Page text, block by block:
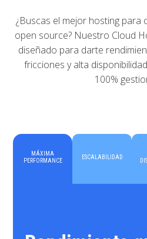
¿Buscas el mejor hosting
open source? Nuestro Cloud
diseñado para darte
fricciones y alta
100%
MÁXIMA
PERFORMANCE
ESCALABILIDAD